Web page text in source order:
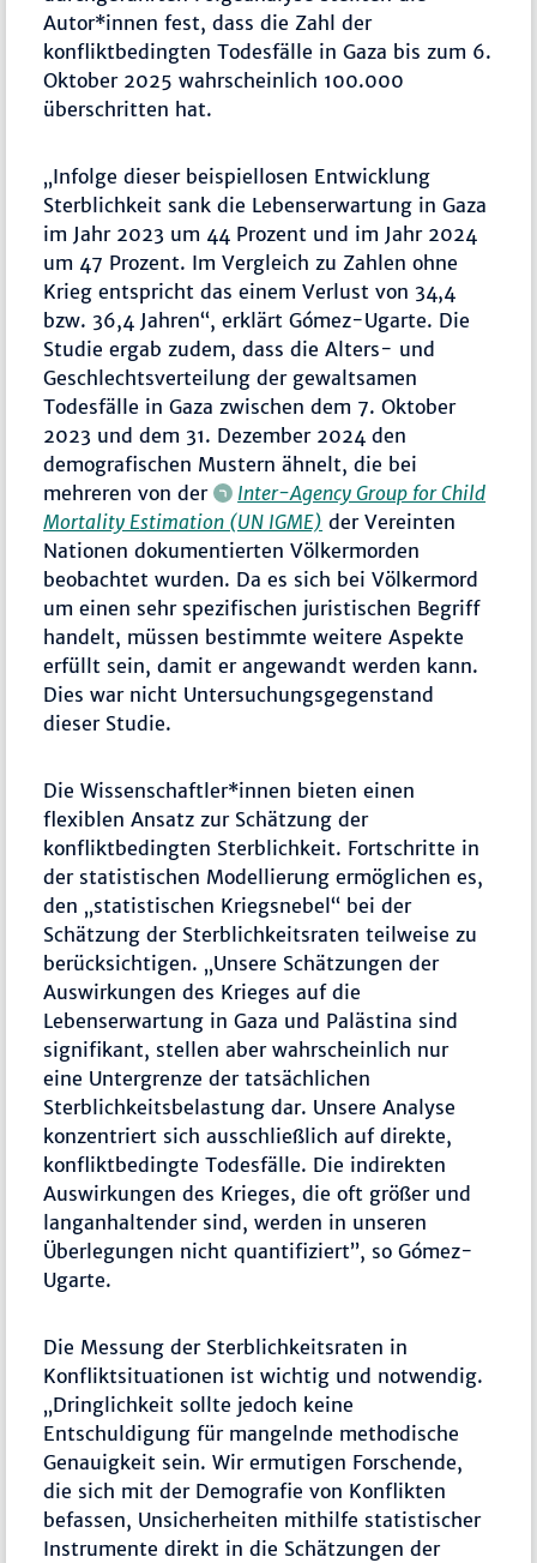
Autor*innen fest, dass die Zahl der
konfliktbedingten Todesfälle in Gaza bis zum 6.
Oktober 2025 wahrscheinlich 100.000
überschritten hat.
„Infolge dieser beispiellosen Entwicklung
Sterblichkeit sank die Lebenserwartung in Gaza
im Jahr 2023 um 44 Prozent und im Jahr 2024
um 47 Prozent. Im Vergleich zu Zahlen ohne
Krieg entspricht das einem Verlust von 34,4
bzw. 36,4 Jahren“, erklärt Gómez-Ugarte. Die
Studie ergab zudem, dass die Alters- und
Geschlechtsverteilung der gewaltsamen
Todesfälle in Gaza zwischen dem 7. Oktober
2023 und dem 31. Dezember 2024 den
demografischen Mustern ähnelt, die bei
mehreren von der
Inter-Agency Group for Child
Mortality Estimation (UN IGME) der Vereinten
Nationen dokumentierten Völkermorden
beobachtet wurden. Da es sich bei Völkermord
um einen sehr spezifischen juristischen Begriff
handelt, müssen bestimmte weitere Aspekte
erfüllt sein, damit er angewandt werden kann.
Dies war nicht Untersuchungsgegenstand
dieser Studie.
Die Wissenschaftler*innen bieten einen
flexiblen Ansatz zur Schätzung der
konfliktbedingten Sterblichkeit. Fortschritte in
der statistischen Modellierung ermöglichen es,
den „statistischen Kriegsnebel“ bei der
Schätzung der Sterblichkeitsraten teilweise zu
berücksichtigen. „Unsere Schätzungen der
Auswirkungen des Krieges auf die
Lebenserwartung in Gaza und Palästina sind
signifikant, stellen aber wahrscheinlich nur
eine Untergrenze der tatsächlichen
Sterblichkeitsbelastung dar. Unsere Analyse
konzentriert sich ausschließlich auf direkte,
konfliktbedingte Todesfälle. Die indirekten
Auswirkungen des Krieges, die oft größer und
langanhaltender sind, werden in unseren
Überlegungen nicht quantifiziert”, so Gómez-
Ugarte.
Die Messung der Sterblichkeitsraten in
Konfliktsituationen ist wichtig und notwendig.
„Dringlichkeit sollte jedoch keine
Entschuldigung für mangelnde methodische
Genauigkeit sein. Wir ermutigen Forschende,
die sich mit der Demografie von Konflikten
befassen, Unsicherheiten mithilfe statistischer
Instrumente direkt in die Schätzungen der